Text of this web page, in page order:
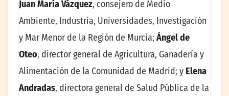
Juan María Vázquez, consejero de Medio
Ambiente, Industria, Universidades, Investigación
y Mar Menor de la Región de Murcia; Ángel de
Oteo, director general de Agricultura, Ganadería y
Alimentación de la Comunidad de Madrid; y Elena
Andradas, directora general de Salud Pública de la